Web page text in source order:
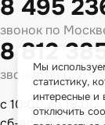
8 495
звонок по
8 812
звонок по Спб
с 10:00 до 18:00
Мы
статистику,
интересные
отключить